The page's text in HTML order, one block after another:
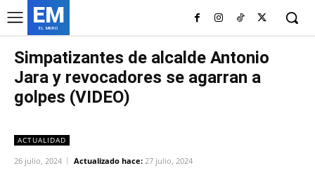
EM
EL MURO
Simpatizantes de alcalde Antonio
Jara y revocadores se agarran a
golpes (VIDEO)
ACTUALIDAD
26 julio, 2024 Actualizado hace: 27 julio, 2024